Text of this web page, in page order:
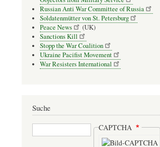
Russian Anti War Committee of Russia
Soldatenmütter von St. Petersburg
Peace News
(UK)
Sanctions Kill
Stopp the War Coalition
Ukraine Pacifist Movement
War Resisters International
Suche
Suche CAPTCHA